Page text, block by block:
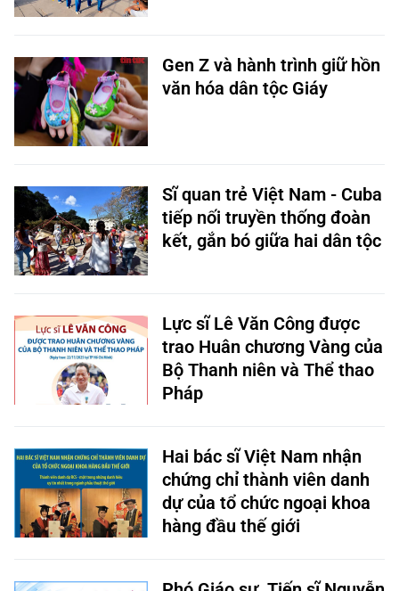
Gen Z và hành trình giữ hồn
văn hóa dân tộc Giáy
Sĩ quan trẻ Việt Nam - Cuba
tiếp nối truyền thống đoàn
kết, gắn bó giữa hai dân tộc
Lực sĩ Lê Văn Công được
trao Huân chương Vàng của
Bộ Thanh niên và Thể thao
Pháp
Hai bác sĩ Việt Nam nhận
chứng chỉ thành viên danh
dự của tổ chức ngoại khoa
hàng đầu thế giới